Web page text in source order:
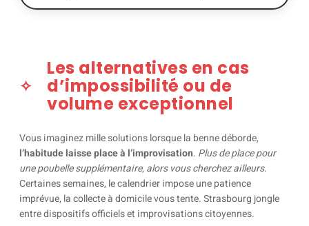
Les alternatives en cas
d’impossibilité ou de
volume exceptionnel
Vous imaginez mille solutions lorsque la benne déborde,
l’habitude laisse place à l’improvisation. Plus de place pour
une poubelle supplémentaire, alors vous cherchez ailleurs.
Certaines semaines, le calendrier impose une patience
imprévue, la collecte à domicile vous tente. Strasbourg jongle
entre dispositifs officiels et improvisations citoyennes.